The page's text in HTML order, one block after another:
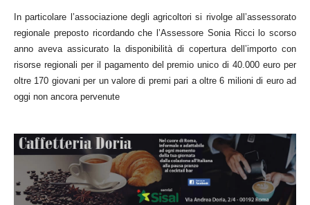
In particolare l’associazione degli agricoltori si rivolge all’assessorato
regionale preposto ricordando che l’Assessore Sonia Ricci lo scorso
anno aveva assicurato la disponibilità di copertura dell’importo con
risorse regionali per il pagamento del premio unico di 40.000 euro per
oltre 170 giovani per un valore di premi pari a oltre 6 milioni di euro ad
oggi non ancora pervenute